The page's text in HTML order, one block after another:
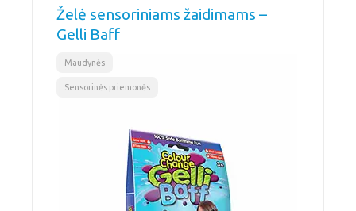
Želė sensoriniams žaidimams –
Gelli Baff
Maudynės
Sensorinės priemonės